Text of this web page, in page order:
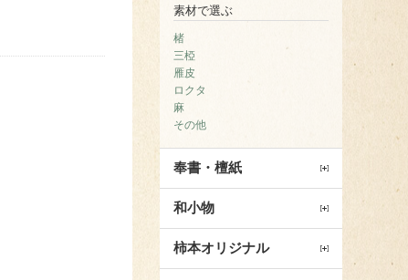
素材で選ぶ
楮
三椏
雁皮
ロクタ
麻
その他
奉書・檀紙
和小物
柿本オリジナル